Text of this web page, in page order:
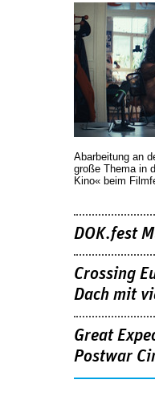
Abarbeitung an
große Thema in
Kino« beim
DOK.fest
Crossing
Dach mit
Great
Postwar